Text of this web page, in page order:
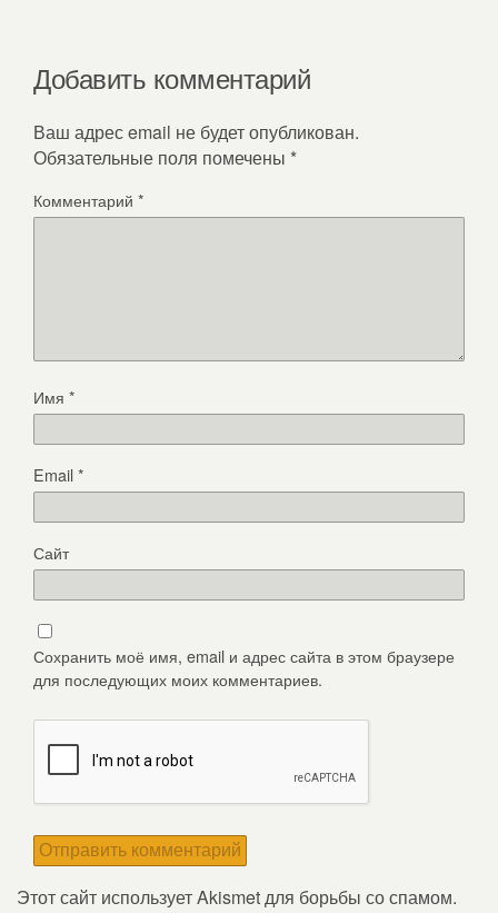
Добавить комментарий
Ваш адрес email не будет опубликован.
Обязательные поля помечены *
Комментарий *
Имя *
Email*
Сайт
Сохранить моё имя, email и адрес сайта в этом браузере
для последующих моих комментариев.
Этот сайт использует Akismet для борьбы со спамом.